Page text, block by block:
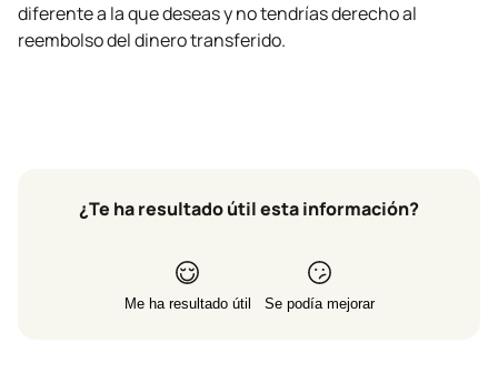
diferente a la que deseas y no tendrías derecho al
reembolso del dinero transferido.
¿Te ha resultado útil esta información?
Me ha resultado útil Se podía mejorar